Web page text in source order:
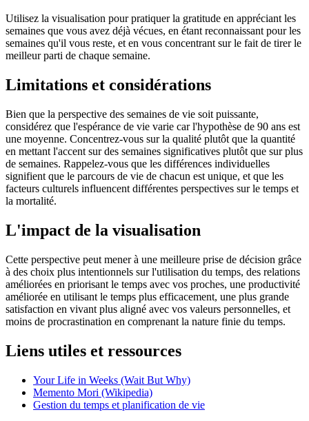
Utilisez la visualisation pour pratiquer la gratitude en appréciant les
semaines que vous avez déjà vécues, en étant reconnaissant pour les
semaines qu'il vous reste, et en vous concentrant sur le fait de tirer le
meilleur parti de chaque semaine.
Limitations et considérations
Bien que la perspective des semaines de vie soit puissante,
considérez que l'espérance de vie varie car l'hypothèse de 90 ans est
une moyenne. Concentrez-vous sur la qualité plutôt que la quantité
en mettant l'accent sur des semaines significatives plutôt que sur plus
de semaines. Rappelez-vous que les différences individuelles
signifient que le parcours de vie de chacun est unique, et que les
facteurs culturels influencent différentes perspectives sur le temps et
la mortalité.
L'impact de la visualisation
Cette perspective peut mener à une meilleure prise de décision grâce
à des choix plus intentionnels sur l'utilisation du temps, des relations
améliorées en priorisant le temps avec vos proches, une productivité
améliorée en utilisant le temps plus efficacement, une plus grande
satisfaction en vivant plus aligné avec vos valeurs personnelles, et
moins de procrastination en comprenant la nature finie du temps.
Liens utiles et ressources
Your Life in Weeks (Wait But Why)
Memento Mori (Wikipedia)
Gestion du temps et planification de vie